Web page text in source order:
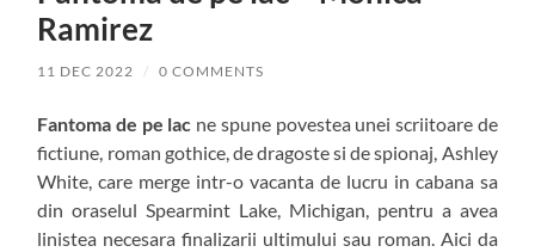
Ramirez
11 DEC 2022 / 0 COMMENTS
Fantoma de pe lac ne spune povestea unei scriitoare de
fictiune, roman gothice, de dragoste si de spionaj, Ashley
White, care merge intr-o vacanta de lucru in cabana sa
din oraselul Spearmint Lake, Michigan, pentru a avea
linistea necesara finalizarii ultimului sau roman. Aici da